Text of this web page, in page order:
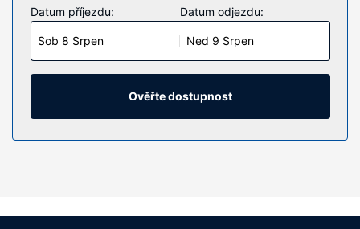
budete cítit jako doma. Bezdrátový internet zdarma vám
zajistí spojení se světem a televize, která nabízí satelitní
kanály, dobrou zábavu. K vybavení koupelen patří sprcha
a vysoušeč vlasů. Další užitečné vybavení a služby:
vestavěný trezor a psací stůl. Úklid pokojů se provádí
Vybavení nemovitosti
K nabídce hotelu patří bezdrátový internet zdarma,
Datum příjezdu:
Sob 8 Srpen
Datum odjezdu:
Ned 9 Srpen
Ověřte dostupnost